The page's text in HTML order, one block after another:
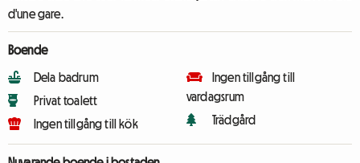
d'une gare.
Boende
Dela badrum
Privat toalett
Ingen tillgång till kök
Ingen tillgång till
vardagsrum
Trädgård